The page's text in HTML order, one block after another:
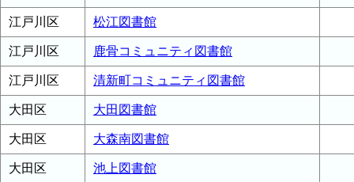
江戸川区 松江図書館
江戸川区 鹿骨コミュニティ図書館
江戸川区 清新町コミュニティ図書館
大田区 大田図書館
大田区 大森南図書館
大田区 池上図書館